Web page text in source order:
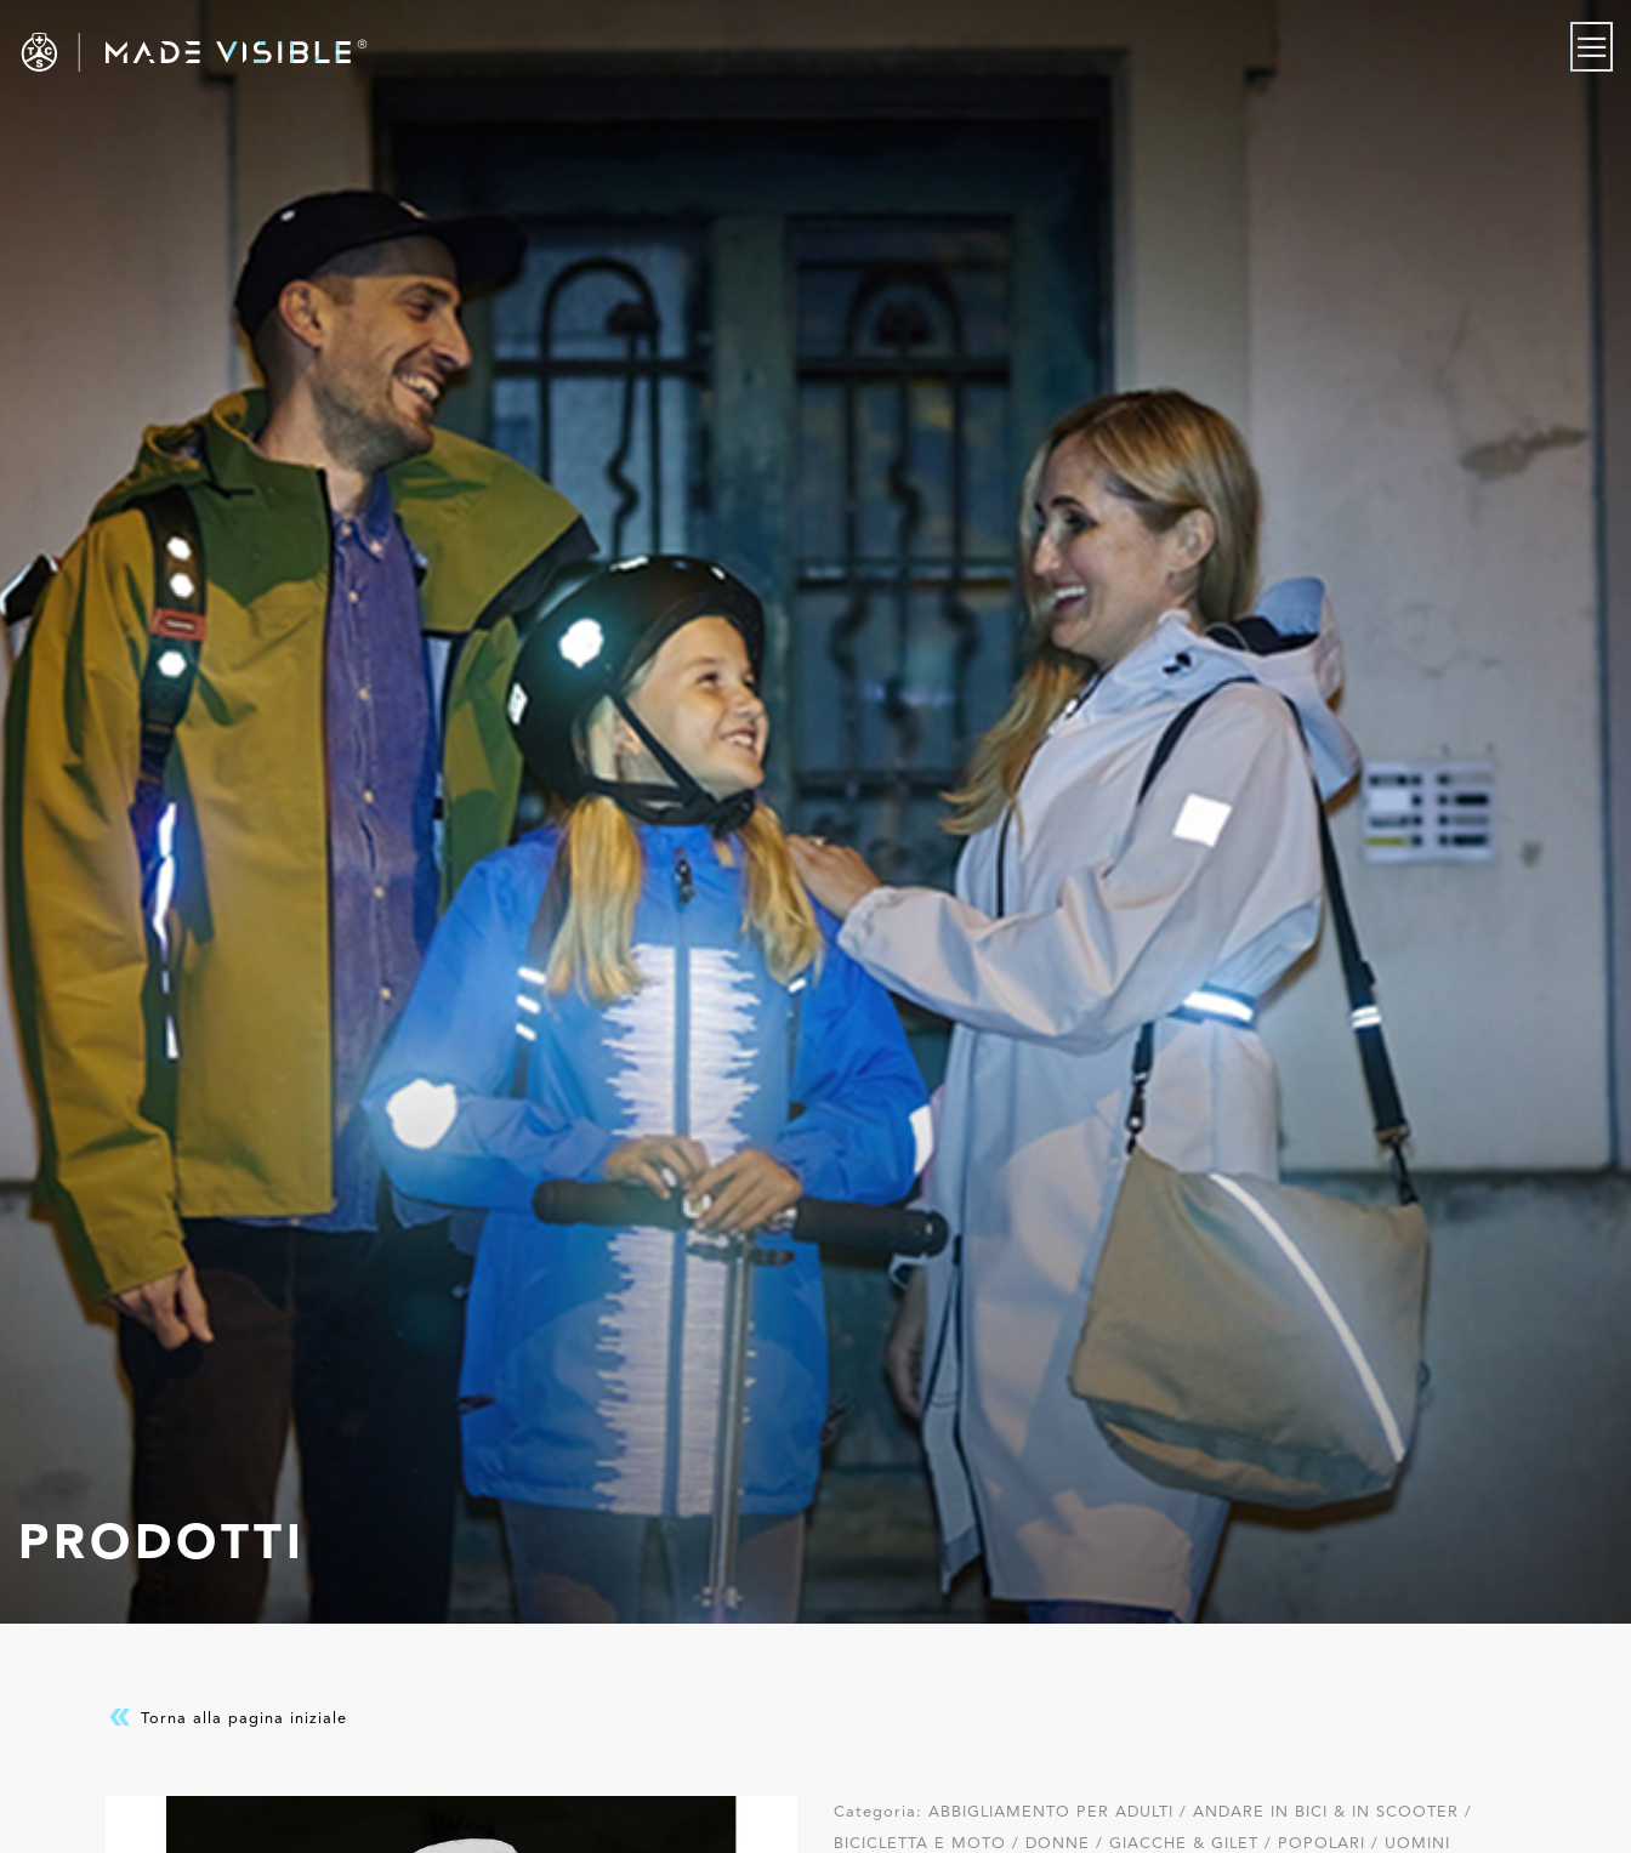
PRODOTTI
Torna alla pagina iniziale
Categoria: ABBIGLIAMENTO PER ADULTI / ANDARE IN BICI & IN SCOOTER /
BICICLETTA E MOTO / DONNE / GIACCHE & GILET / POPOLARI / UOMINI